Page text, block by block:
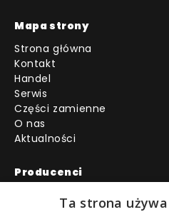
Mapa strony
Strona główna
Kontakt
Handel
Serwis
Części zamienne
O nas
Aktualności
Producenci
Ta strona